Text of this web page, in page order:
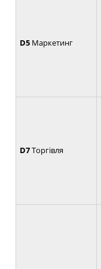
D5 Маркетинг
D7Торгівля